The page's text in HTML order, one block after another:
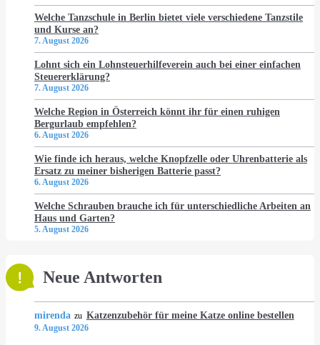
Welche Tanzschule in Berlin bietet viele verschiedene Tanzstile
und Kurse an?
7. August 2026
Lohnt sich ein Lohnsteuerhilfeverein auch bei einer einfachen
Steuererklärung?
7. August 2026
Welche Region in Österreich könnt ihr für einen ruhigen
Bergurlaub empfehlen?
6. August 2026
Wie finde ich heraus, welche Knopfzelle oder Uhrenbatterie als
Ersatz zu meiner bisherigen Batterie passt?
6. August 2026
Welche Schrauben brauche ich für unterschiedliche Arbeiten an
Haus und Garten?
5. August 2026
Neue Antworten
mirenda zu Katzenzubehör für meine Katze online bestellen
9. August 2026